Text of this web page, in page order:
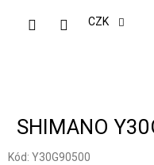
CZK
SHIMANO
Kód: Y30G90500